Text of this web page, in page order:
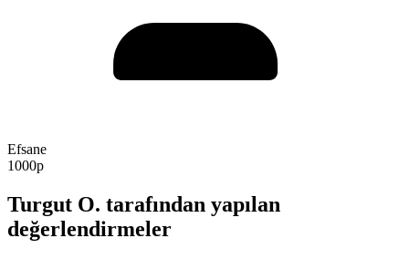
Efsane
1000p
Turgut O. tarafından yapılan
değerlendirmeler